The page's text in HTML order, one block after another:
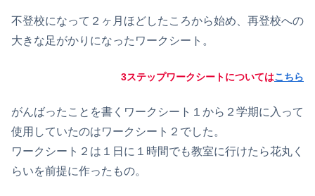
不登校になって２ヶ月ほどしたころから始め、再登校への
大きな足がかりになったワークシート。
3ステップワークシートについてはこちら
がんばったことを書くワークシート１から２学期に入って
使用していたのはワークシート２でした。
ワークシート２は１日に１時間でも教室に行けたら花丸く
らいを前提に作ったもの。